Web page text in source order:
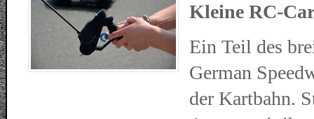
Kleine RC-
Ein Teil des
German
der Kartbahn.